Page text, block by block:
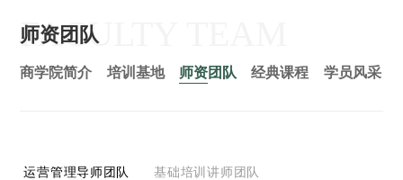
师资团队
FACULTY TEAM
商学院简介 培训基地 师资团队 经典课程 学员风采
运营管理导师团队 基础培训讲师团队